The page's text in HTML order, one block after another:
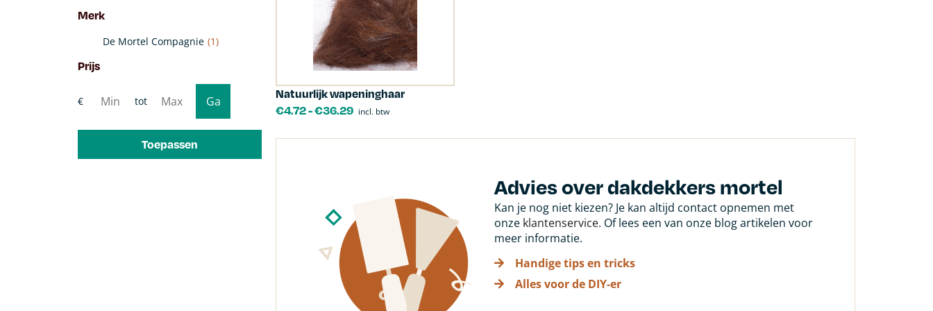
Merk
De Mortel Compagnie (1)
Prijs
Toepassen
Natuurlijk wapeninghaar
€4.72-€36.29 incl. btw
Advies over dakdekkers mortel
Kan je nog niet kiezen? Je kan altijd contact opnemen met
onze klantenservice. Of lees een van onze blog artikelen voor
meer informatie.
Handige tips en tricks
Alles voor de DIY-er